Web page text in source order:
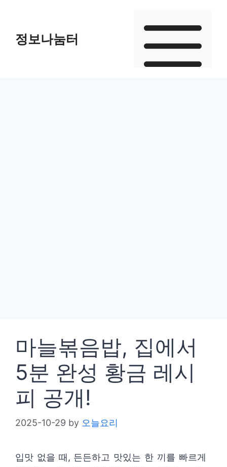
content정보나눔터
마늘볶음밥, 집에서
5분 완성 황금 레시
피 공개!
2025-10-29 by 오늘요리
입맛 없을 때, 든든하고 맛있는 한 끼를 빠르게